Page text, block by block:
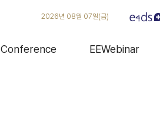
2026년 08월 07일(금)
Conference EEWebinar